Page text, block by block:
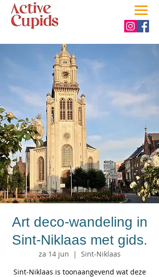
Art deco-wandeling in
Sint-Niklaas met gids.
za 14 jun
  |
Sint-Niklaas
Sint-Niklaas is toonaangevend wat deze